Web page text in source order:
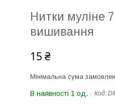
Нитки муліне
вишивання
15 ₴
Мінімальна сума
В наявності 1 од. Код: